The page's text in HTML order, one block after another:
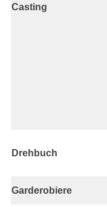
Casting
Drehbuch
Garderobiere